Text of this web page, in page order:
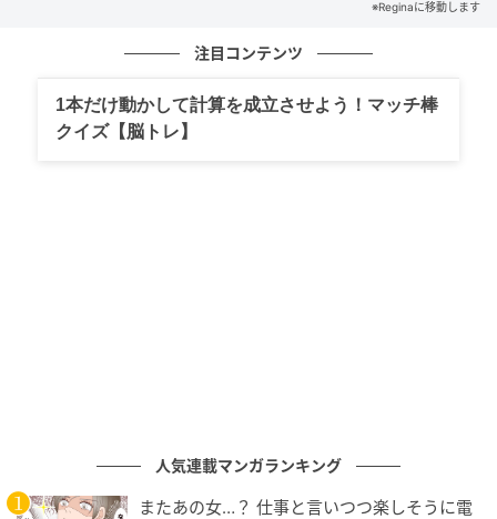
シャイニーなファブリックが華やかなトートバッグ。
おそろい素材のボールポーチをストラップに付ける
※Reginaに移動します
注目コンテンツ
1本だけ動かして計算を成立させよう！マッチ棒
クイズ【脳トレ】
人気連載マンガランキング
またあの女…？ 仕事と言いつつ楽しそうに電